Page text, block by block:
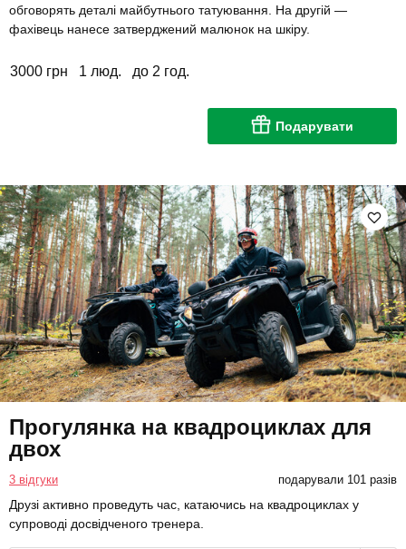
обговорять деталі майбутнього татуювання. На другій —
фахівець нанесе затверджений малюнок на шкіру.
3000 грн 1 люд. до 2 год.
Подарувати
Прогулянка на квадроциклах для
двох
3 відгуки подарували 101 разів
Друзі активно проведуть час, катаючись на квадроциклах у
супроводі досвідченого тренера.